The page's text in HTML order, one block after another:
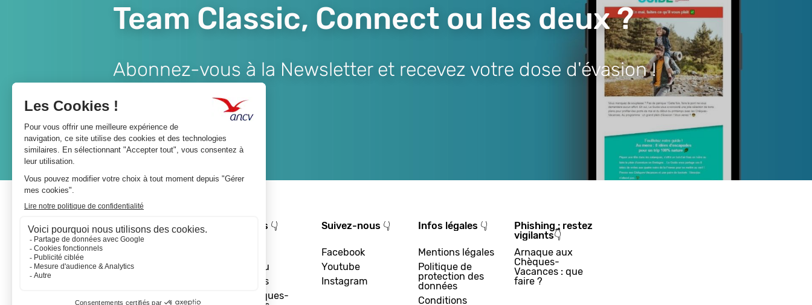
Team Classic, Connect ou les deux ?
Abonnez-vous à la Newsletter et recevez votre dose d'évasion !
A propos 👇
Le réseau
Les actus
Les Chèques-
Suivez-nous 👇
Facebook
Youtube
Instagram
Infos légales 👇
Mentions légales
Politique de
protection des
données
Conditions
Phishing : restez
vigilants👇
Arnaque aux
Chèques-
Vacances : que
faire ?